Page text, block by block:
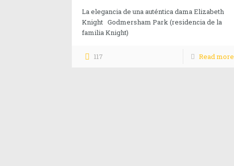
La elegancia de una auténtica dama Elizabeth
Knight Godmersham Park (residencia de la
familia Knight)
117 Read more